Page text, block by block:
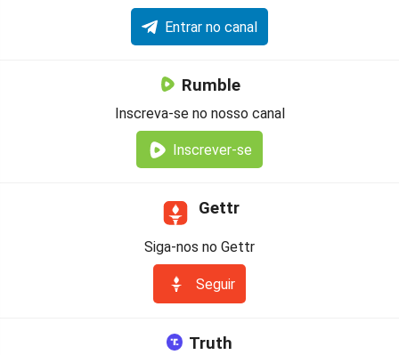
Entrar no canal
Rumble
Inscreva-se no nosso canal
Inscrever-se
Gettr
Siga-nos no Gettr
Seguir
Truth